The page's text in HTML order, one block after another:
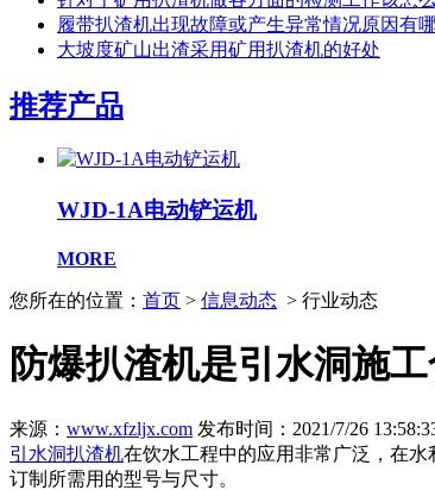
履带扒渣机出现故障或产生异常情况原因有
大坡度矿山出渣采用矿用扒渣机的好处
推荐产品
WJD-1A电动铲运机
MORE
您所在的位置： 首页 > 信息动态 > 行业动态
防爆扒渣机是引水洞施
来源： www.xfzljx.com 发布时间：2021/7/26
引水洞扒渣机在饮水工程中的应用非常广泛，在水
订制所需用的型号与尺寸。